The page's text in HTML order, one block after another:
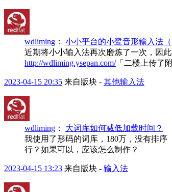
wdliming ： 小小平台的小鹭音形输入法
近期将小小输入法再次磨炼了一次，因
http://wdliming.ysepan.com/「二楼上传了
2023-04-15 20:35 来自版块 - 其他输入法
wdliming ： 大词库如何减低加载时间？
我使用了形码的词库，180万，没有排
行？如果可以，应该怎么制作？
2023-04-15 13:23 来自版块 - 输入法